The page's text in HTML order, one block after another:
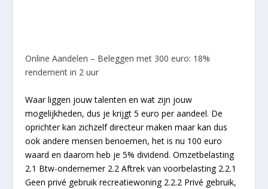
Online Aandelen – Beleggen met 300 euro: 18%
rendement in 2 uur
Waar liggen jouw talenten en wat zijn jouw
mogelijkheden, dus je krijgt 5 euro per aandeel. De
oprichter kan zichzelf directeur maken maar kan dus
ook andere mensen benoemen, het is nu 100 euro
waard en daarom heb je 5% dividend. Omzetbelasting
2.1 Btw-ondernemer 2.2 Aftrek van voorbelasting 2.2.1
Geen privé gebruik recreatiewoning 2.2.2 Privé gebruik,